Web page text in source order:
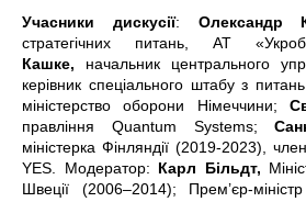
Учасники дискусії: Олександр
стратегічних питань, АТ
Кашке, начальник центрального
керівник спеціального штабу з
міністерство оборони Німеччини;
правління Quantum Systems;
міністерка Фінляндії (2019-2023),
YES. Модератор: Карл Більдт,
Швеції (2006–2014); Прем’єр-